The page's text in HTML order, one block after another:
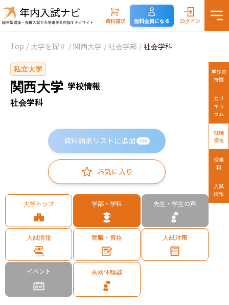
資料請求 無料会員になる ログイン
Top / 大学を探す / 関西大学 / 社会学部 / 社会学科
私立大学
関西大学 学校情報
社会学科
資料請求リストに追加 無料
お気に入り
大学トップ 学部・学科 先生・学生の声
入試情報 就職・資格 入試対策
イベント 合格体験談
学びの
特徴
カリ
キュ
ラム
就職
資格
授業
料
入試
情報